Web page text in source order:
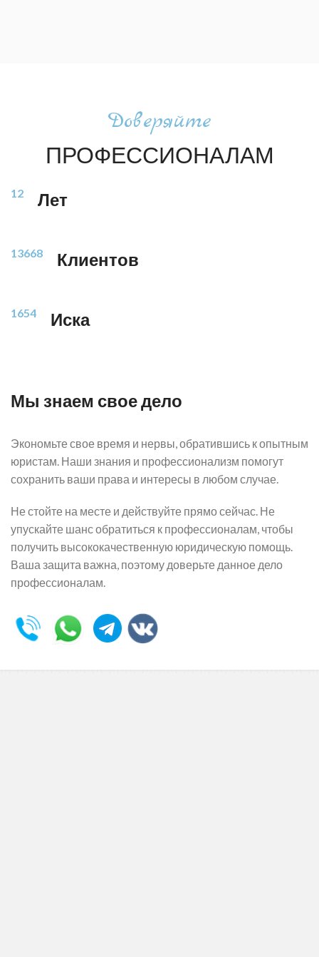
Доверяйте
ПРОФЕССИОНАЛАМ
12 Лет
13668 Клиентов
1654 Иска
Мы знаем свое дело
Экономьте свое время и нервы, обратившись к опытным
юристам. Наши знания и профессионализм помогут
сохранить ваши права и интересы в любом случае.
Не стойте на месте и действуйте прямо сейчас. Не
упускайте шанс обратиться к профессионалам, чтобы
получить высококачественную юридическую помощь.
Ваша защита важна, поэтому доверьте данное дело
профессионалам.